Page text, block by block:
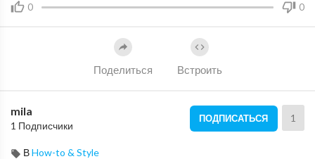
0 0
Поделиться Встроить
mila
1 Подписчики
ПОДПИСАТЬСЯ 1
ВHow-to & Style